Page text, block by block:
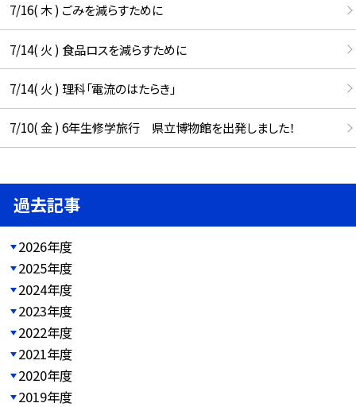
7/16( 木 ) ごみを減らすために
7/14( 火 ) 食品ロスを減らすために
7/14( 火 ) 理科「電流のはたらき」
7/10( 金 ) 6年生修学旅行 県立博物館を出発しました！
過去記事
2026年度
2025年度
2024年度
2023年度
2022年度
2021年度
2020年度
2019年度